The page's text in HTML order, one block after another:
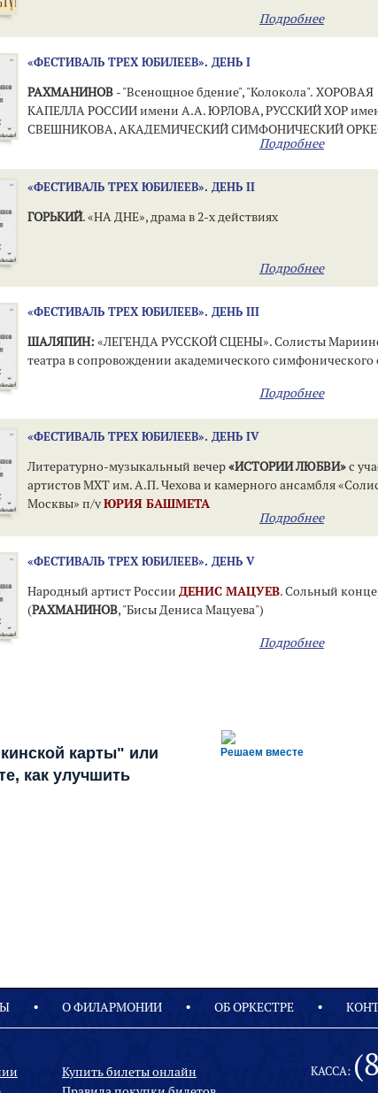
Подробнее
«ФЕСТИВАЛЬ ТРЕХ ЮБИЛЕЕВ». ДЕНЬ I
РАХМАНИНОВ - "Всенощное бдение", "Колокола". ХОРОВАЯ
КАПЕЛЛА РОССИИ имени А.А. ЮРЛОВА, РУССКИЙ ХОР
СВЕШНИКОВА, АКАДЕМИЧЕСКИЙ СИМФОНИЧЕСКИЙ
Подробнее
«ФЕСТИВАЛЬ ТРЕХ ЮБИЛЕЕВ». ДЕНЬ II
ГОРЬКИЙ. «НА ДНЕ», драма в 2-х действиях
Подробнее
«ФЕСТИВАЛЬ ТРЕХ ЮБИЛЕЕВ». ДЕНЬ III
ШАЛЯПИН: «ЛЕГЕНДА РУССКОЙ СЦЕНЫ». Солисты
театра в сопровождении академического симфонического
Подробнее
«ФЕСТИВАЛЬ ТРЕХ ЮБИЛЕЕВ». ДЕНЬ IV
Литературно-музыкальный вечер«ИСТОРИИ ЛЮБВИ»с
артистов МХТ им. А.П. Чехова и камерного ансамбля
Москвы» п/уЮРИЯ БАШМЕТА
Подробнее
«ФЕСТИВАЛЬ ТРЕХ ЮБИЛЕЕВ». ДЕНЬ V
Народный артист России ДЕНИС МАЦУЕВ. Сольный
(РАХМАНИНОВ, "Бисы Дениса Мацуева")
Подробнее
Решаем вместе
карты" или
как улучшить
О ФИЛАРМОНИИ OБ ОРКЕСТРЕ
КАССА:
Купить билеты онлайн